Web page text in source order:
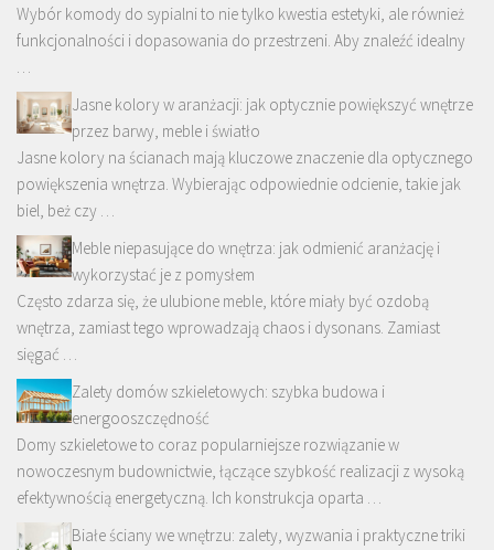
Wybór komody do sypialni to nie tylko kwestia estetyki, ale również
funkcjonalności i dopasowania do przestrzeni. Aby znaleźć idealny
…
Jasne kolory w aranżacji: jak optycznie powiększyć wnętrze
przez barwy, meble i światło
Jasne kolory na ścianach mają kluczowe znaczenie dla optycznego
powiększenia wnętrza. Wybierając odpowiednie odcienie, takie jak
biel, beż czy …
Meble niepasujące do wnętrza: jak odmienić aranżację i
wykorzystać je z pomysłem
Często zdarza się, że ulubione meble, które miały być ozdobą
wnętrza, zamiast tego wprowadzają chaos i dysonans. Zamiast
sięgać …
Zalety domów szkieletowych: szybka budowa i
energooszczędność
Domy szkieletowe to coraz popularniejsze rozwiązanie w
nowoczesnym budownictwie, łączące szybkość realizacji z wysoką
efektywnością energetyczną. Ich konstrukcja oparta …
Białe ściany we wnętrzu: zalety, wyzwania i praktyczne triki